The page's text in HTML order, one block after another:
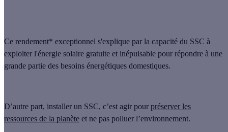
Ce rendement* exceptionnel s'explique par la capacité du SSC à
exploiter l'énergie solaire gratuite et inépuisable pour répondre à une
grande partie des besoins énergétiques domestiques.
D’autre part, installer un SSC, c’est agir pour préserver les
ressources de la planète et ne pas polluer l’environnement.